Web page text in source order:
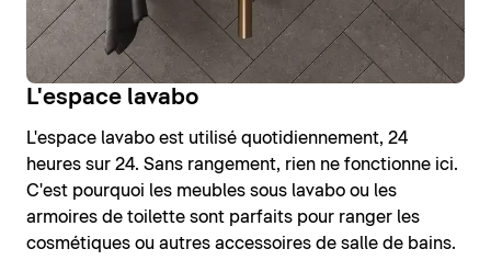
L'espace lavabo
L'espace lavabo est utilisé quotidiennement, 24
heures sur 24. Sans rangement, rien ne fonctionne ici.
C'est pourquoi les meubles sous lavabo ou les
armoires de toilette sont parfaits pour ranger les
cosmétiques ou autres accessoires de salle de bains.